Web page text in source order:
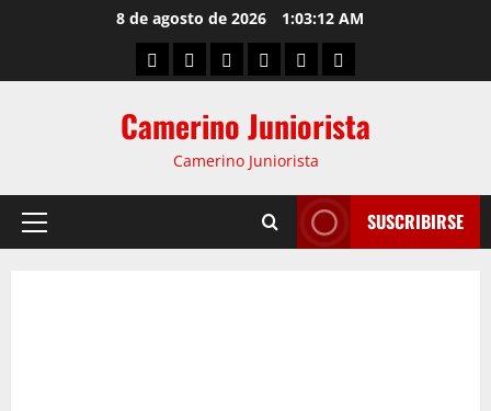
8 de agosto de 2026 1:03:12 AM
Camerino Juniorista
Camerino Juniorista
SUSCRIBIRSE